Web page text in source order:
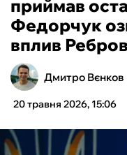
БОКС
ХОКЕЙ
ТЕНІС
КІБЕРСПОРТ
приймав
Федорчук
вплив
Дмитро Вєнков
20 травня 2026, 15:06